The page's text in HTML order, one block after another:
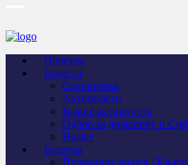
Почетна
Вијести
Саопштења
Активности
Важне активности
Одбор за дијаспору и
Најаве
Култура
Промоције књига /